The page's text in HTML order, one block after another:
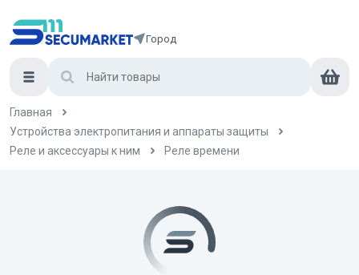
Город
Главная
Устройства электропитания и аппараты защиты
Реле и аксессуары к ним
Реле времени